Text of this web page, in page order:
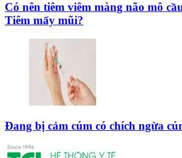
Có nên tiêm viêm màng não mô
Tiêm mấy mũi?
Đang bị cảm cúm có chích ngừa